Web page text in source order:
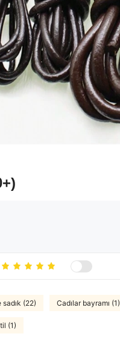
sadık (22) Cadılar bayramı (1)
(1)